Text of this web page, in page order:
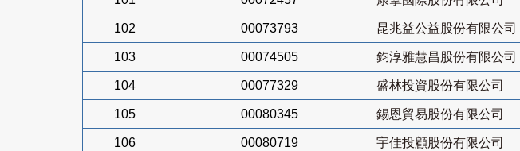
102 00073793 昆兆益公益股份有限公司
103 00074505 鈞淳雅慧昌股份有限公司
104 00077329 盛林投資股份有限公司
105 00080345 錫恩貿易股份有限公司
106 00080719 宇佳投顧股份有限公司